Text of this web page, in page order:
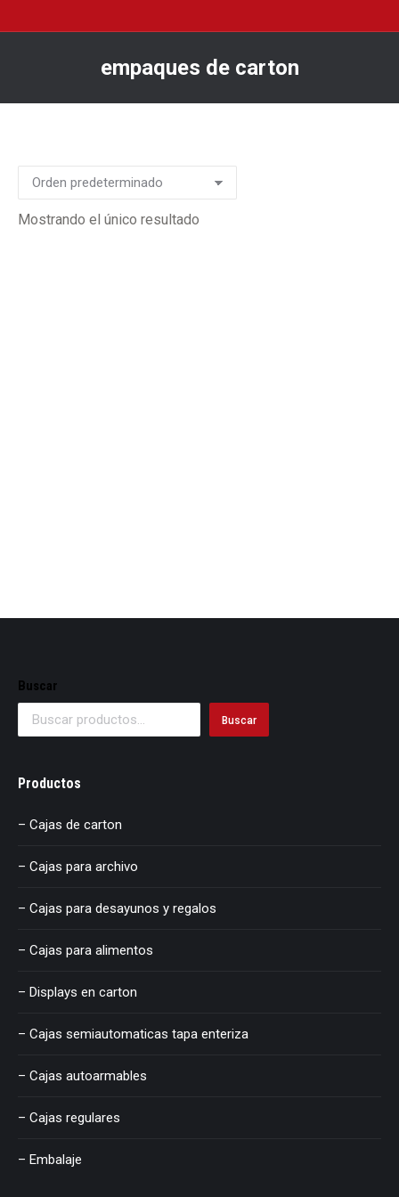
empaques de carton
Mostrando el único resultado
Buscar
Buscar
Productos
– Cajas de carton
– Cajas para archivo
– Cajas para desayunos y regalos
– Cajas para alimentos
– Displays en carton
– Cajas semiautomaticas tapa enteriza
– Cajas autoarmables
– Cajas regulares
– Embalaje